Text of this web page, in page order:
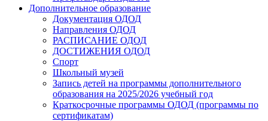
Дополнительное образование
Документация ОДОД
Направления ОДОД
РАСПИСАНИЕ ОДОД
ДОСТИЖЕНИЯ ОДОД
Спорт
Школьный музей
Запись детей на программы дополнительного
образования на 2025/2026 учебный год
Краткосрочные программы ОДОД (программы по
сертификатам)